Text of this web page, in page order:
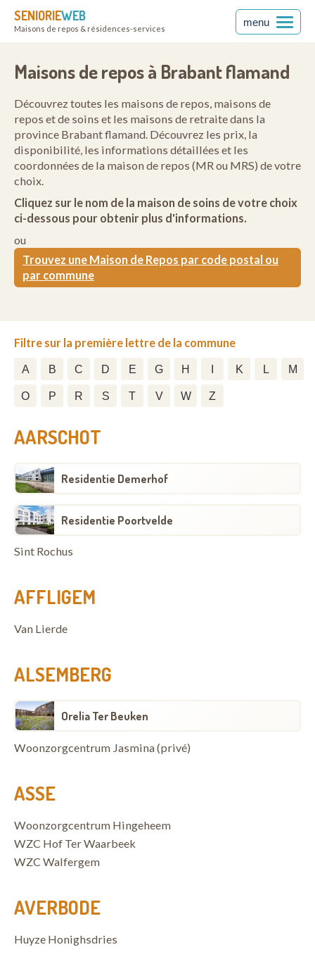
SENIORIEWEB
Maisons de repos & résidences-services
menu
Maisons de repos à Brabant flamand
Découvrez toutes les maisons de repos, maisons de
repos et de soins et les maisons de retraite dans la
province Brabant flamand. Découvrez les prix, la
disponibilité, les informations détaillées et les
coordonnées de la maison de repos (MR ou MRS) de votre
choix.
Cliquez sur le nom de la maison de soins de votre choix
ci-dessous pour obtenir plus d'informations.
ou
Trouvez une Maison de Repos par code postal ou
par commune
Filtre sur la première lettre de la commune
A B C D E G H I K L M
O P R S T V W Z
AARSCHOT
Residentie Demerhof
Residentie Poortvelde
Sint Rochus
AFFLIGEM
Van Lierde
ALSEMBERG
Orelia Ter Beuken
Woonzorgcentrum Jasmina (privé)
ASSE
Woonzorgcentrum Hingeheem
WZC Hof Ter Waarbeek
WZC Walfergem
AVERBODE
Huyze Honighsdries